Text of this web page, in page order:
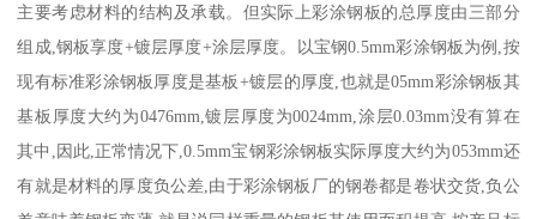
主要考虑材料的结构及承载。但实际上彩涂钢板的总厚度由三部分
组成,钢板享度+镀层厚度+涂层厚度。以宝钢0.5mm彩涂钢板为例,按
现有标准彩涂钢板厚度是基板+镀层的厚度,也就是05mm彩涂钢板其
基板厚度大约为0476mm,镀层厚度为0024mm,涂层0.03mm没有算在
其中,因此,正常情况下,0.5mm宝钢彩涂钢板实际厚度大约为053mm还
有就是材料的厚度负公差,由于彩涂钢板厂的钢卷都是卷状交货,负公